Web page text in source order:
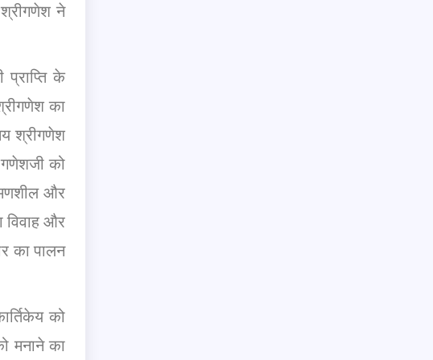
ने
के
का
श्रीगणेश
गणेशजी को
और
विवाह और
का पालन
को
मनाने का